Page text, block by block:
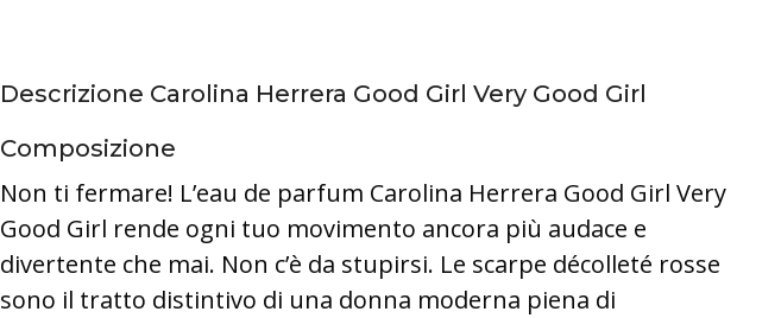
Descrizione Carolina Herrera Good Girl Very Good Girl
Composizione
Non ti fermare! L’eau de parfum Carolina Herrera Good Girl Very
Good Girl rende ogni tuo movimento ancora più audace e
divertente che mai. Non c’è da stupirsi. Le scarpe décolleté rosse
sono il tratto distintivo di una donna moderna piena di